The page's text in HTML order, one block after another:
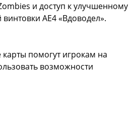
и доступ к улучшенному
AE4 «Вдоводел».
помогут игрокам на
возможности